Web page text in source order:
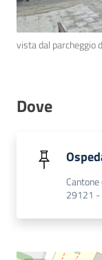
Costruiamo
Novità
Imprese
vista dal parcheggio
Dove
29121 -